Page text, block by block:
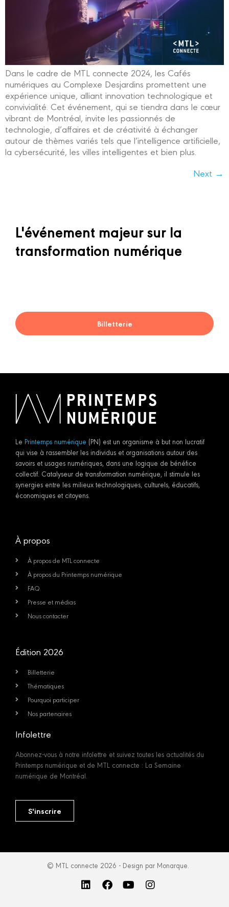
Dans le cadre de MTL connecte 2024, les Cafés
numériques au Complexe Desjardins promettent une
expérience unique, alliant innovation technologique et
convivialité. Cet événement, qui se tiendra dans le cœur
vibrant de Montréal, invite les passionnés de
technologie, d’affaires et de créativité à échanger
autour de thèmes variés tels que l’intelligence artificielle,
la cybersécurité, les villes intelligentes et bien plus.
Next →
L'événement majeur sur la
transformation numérique
Billetterie
Le Printemps numérique (PN) est un organisme à but non lucratif
qui vise à rassembler les individus et organisations autour des
savoirs et usages numériques, dans une logique de bénéfice
collectif. Catalyseur de transformation numérique, il stimule les
synergies entre les milieux technologiques, culturels, éducatifs,
économiques et citoyens.
À propos
À propos de MTL connecte
À propos du Printemps numérique
FAQ
Presse et médias
Nous contacter
Édition 2026
Billetterie
Thématiques
Pourquoi participer
Nos partenaires
Infolettre
Abonnez-vous à notre infolettre et suivez toutes les actualités du
Printemps numérique et de MTL connecte : La Semaine
numérique de Montréal.
S'inscrire
© MTL connecte 2026 - Design par Monarque.